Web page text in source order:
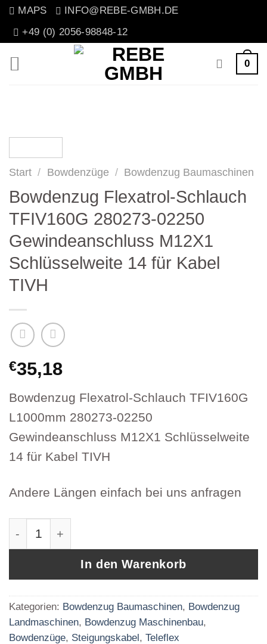
Zum
Inhalt
MAPS
INFO@REBE-GMBH.DE
+49 (0) 2056-98848-12
0
Start / Bowdenzüge / Bowdenzug Baumaschinen
Bowdenzug Flexatrol-Schlauch
TFIV160G 280273-02250
Gewindeanschluss M12X1
Schlüsselweite 14 für Kabel
TIVH
€35,18
Bowdenzug Flexatrol-Schlauch TFIV160G
L1000mm 280273-02250
Gewindeanschluss M12X1 Schlüsselweite
14 für Kabel TIVH
Andere Längen einfach bei uns anfragen
In den Warenkorb
Kategorien: Bowdenzug Baumaschinen, Bowdenzug
Landmaschinen, Bowdenzug Maschinenbau,
Bowdenzüge, Steigungskabel, Teleflex